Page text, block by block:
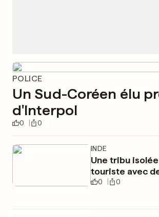
POLICE
Un Sud-Coréen élu
d'Interpol
0 0
INDE
Une tribu
touriste avec
0 0